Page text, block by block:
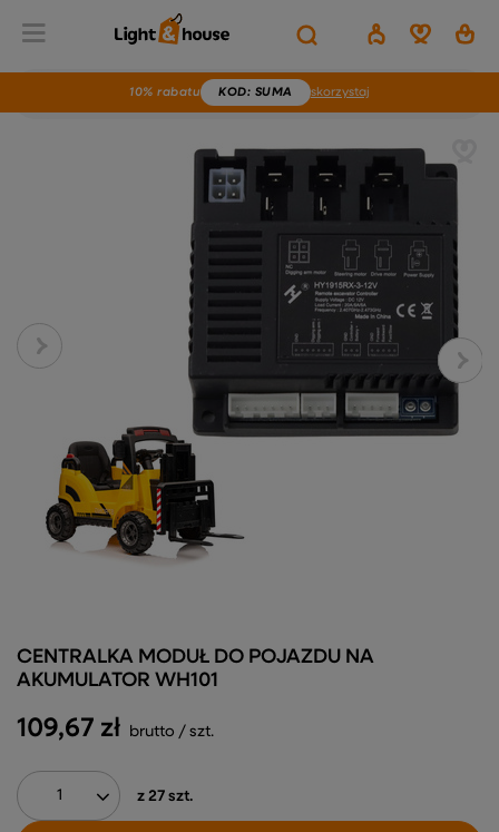
10% rabatu KOD: SUMA skorzystaj
109,67 zł brutto / szt.
z 27 szt.
CENTRALKA MODUŁ DO POJAZDU NA
AKUMULATOR WH101